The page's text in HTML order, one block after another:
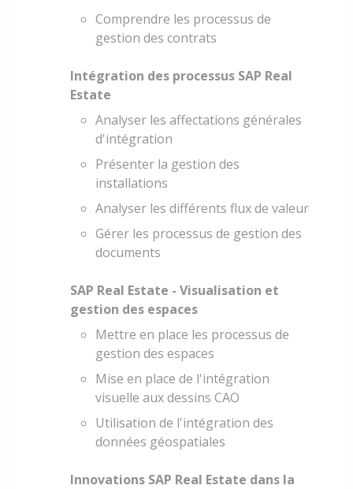
Comprendre les processus de
gestion des contrats
Intégration des processus SAP Real
Estate
Analyser les affectations générales
d'intégration
Présenter la gestion des
installations
Analyser les différents flux de valeur
Gérer les processus de gestion des
documents
SAP Real Estate - Visualisation et
gestion des espaces
Mettre en place les processus de
gestion des espaces
Mise en place de l'intégration
visuelle aux dessins CAO
Utilisation de l'intégration des
données géospatiales
Innovations SAP Real Estate dans la